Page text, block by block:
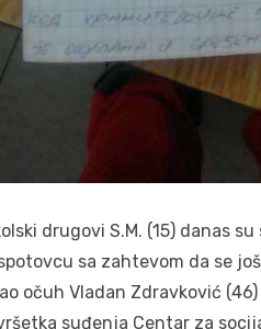
drugovi S.M. (15) danas
sa zahtevom da se
očuh Vladan Zdravković
suđenja Centar za